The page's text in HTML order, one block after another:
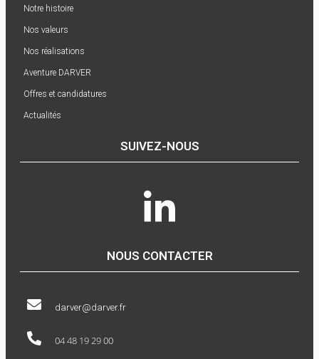
Notre histoire
Nos valeurs
Nos réalisations
Aventure DARVER
Offres et candidatures
Actualités
SUIVEZ-NOUS
NOUS CONTACTER
darver@darver.fr
04 48 19 29 00